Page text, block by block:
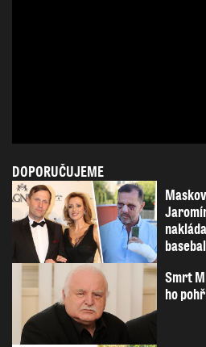
DOPORUČUJEME
Smrt
ho